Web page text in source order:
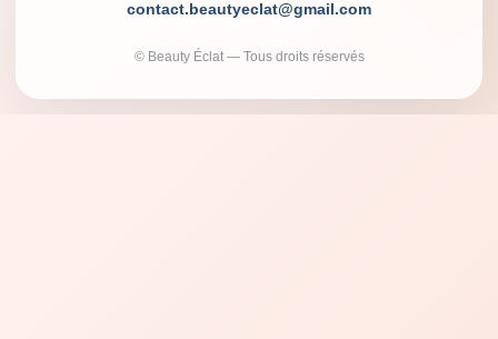
contact.beautyeclat@gmail.com
© Beauty Éclat — Tous droits réservés